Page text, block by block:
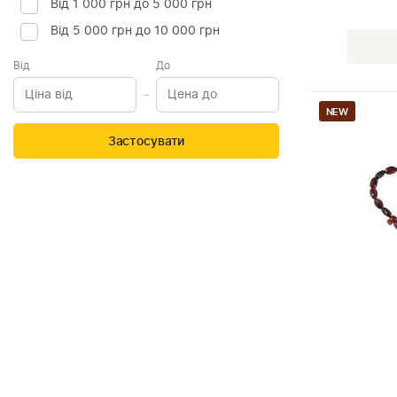
Від 1 000 грн до 5 000 грн
Від 5 000 грн до 10 000 грн
Від До
Застосувати
NEW